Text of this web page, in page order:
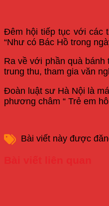
Đêm hội tiếp tục với các
“Như có Bác Hồ trong
Ra về với phần quà
trung thu, tham gia văn
Đoàn luật sư Hà Nội là
phương châm “ Trẻ em
Bài viết này được